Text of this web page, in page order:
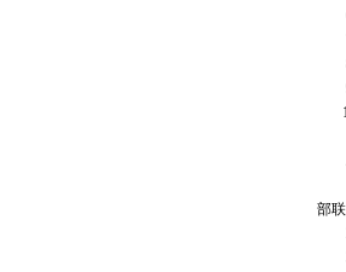
6
7
8
9
10
1
部联
2
3